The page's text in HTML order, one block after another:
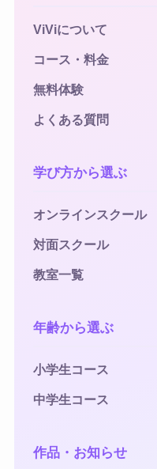
ViViについて
コース・料金
無料体験
よくある質問
学び方から選ぶ
オンラインスクール
対面スクール
教室一覧
年齢から選ぶ
小学生コース
中学生コース
作品・お知らせ